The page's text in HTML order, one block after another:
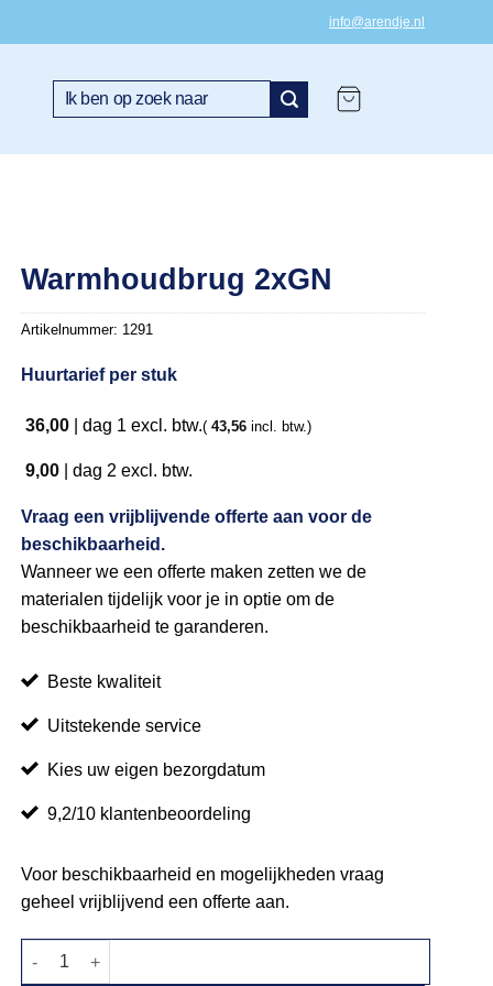
info@arendje.nl
Zoeken
Warmhoudbrug 2xGN
Artikelnummer: 1291
Huurtarief per stuk
36,00 |dag 1 excl. btw.( 43,56 incl. btw.)
9,00 |dag 2 excl. btw.
Vraag een vrijblijvende offerte aan voor de
beschikbaarheid.
Wanneer we een offerte maken zetten we de
materialen tijdelijk voor je in optie om de
beschikbaarheid te garanderen.
Beste kwaliteit
Uitstekende service
Kies uw eigen bezorgdatum
9,2/10 klantenbeoordeling
Voor beschikbaarheid en mogelijkheden vraag
geheel vrijblijvend een offerte aan.
Warmhoudbrug 2xGN aantal